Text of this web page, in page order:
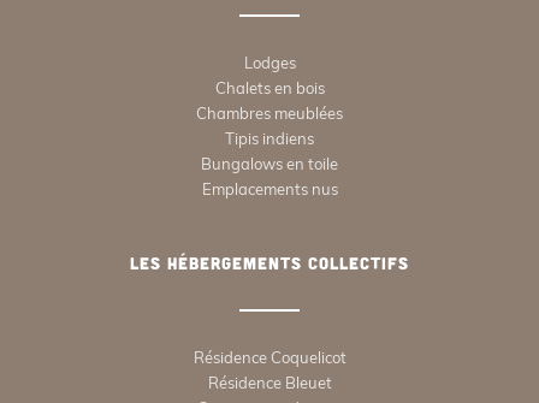
Lodges
Chalets en bois
Chambres meublées
Tipis indiens
Bungalows en toile
Emplacements nus
Les hébergements collectifs
Résidence Coquelicot
Résidence Bleuet